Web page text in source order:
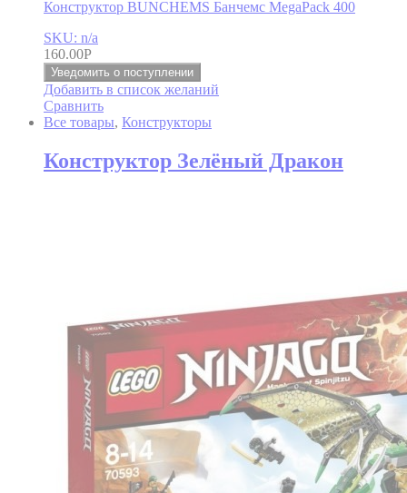
Конструктор BUNCHEMS Банчемс MegaPack 400
SKU: n/a
160.00Р
Уведомить о поступлении
Добавить в список желаний
Сравнить
Все товары, Конструкторы
Конструктор Зелёный Дракон